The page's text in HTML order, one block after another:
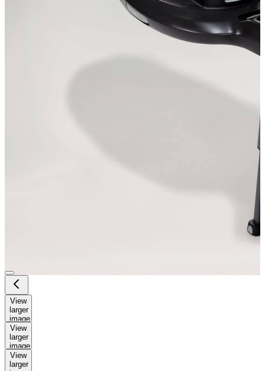
View
larger
image
View
larger
image
View
larger